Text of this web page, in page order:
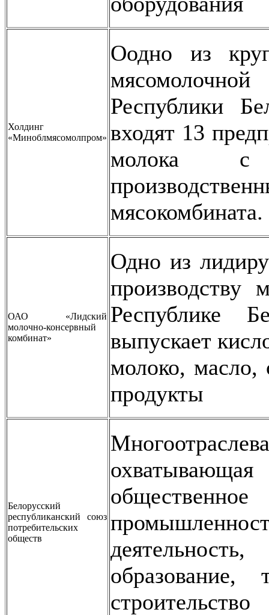
Холдинг
«Миноблмясомолпром»
Оодно из
Республики
входят 13
молока
мясокомбината.
ОАО «Лидский
молочно-консервный
комбинат»
Одно из
производству
Республике
выпускает
молоко,
продукты
Белорусский
республиканский союз
потребительских
обществ
образование,
строительство